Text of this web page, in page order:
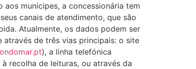
aos munícipes, a concessionária tem
canais de atendimento, que são
Atualmente, os dados podem ser
de três vias principais: o site
), a linha telefónica
recolha de leituras, ou através da